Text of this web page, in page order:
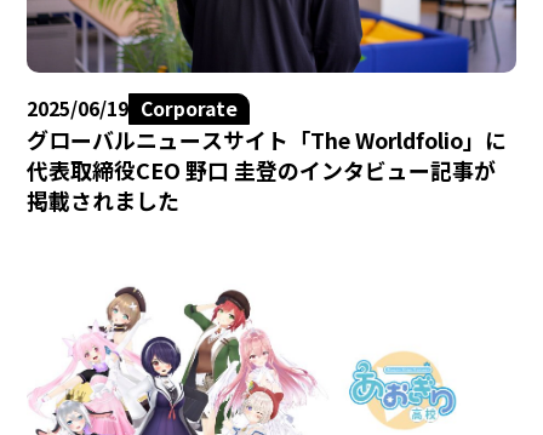
2025/06/19 Corporate
グローバルニュースサイト「The Worldfolio」に
代表取締役CEO 野口 圭登のインタビュー記事が
掲載されました